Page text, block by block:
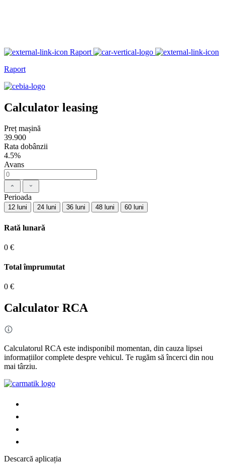
Raport
Raport
Calculator leasing
Preț mașină
39.900
Rata dobânzii
4.5%
Avans
Perioada
12 luni 24 luni 36 luni 48 luni 60 luni
Rată lunară
0 €
Total împrumutat
0 €
Calculator RCA
Calculatorul RCA este indisponibil momentan, din cauza lipsei
informațiilor complete despre vehicul. Te rugăm să încerci din nou
mai târziu.
Descarcă aplicația